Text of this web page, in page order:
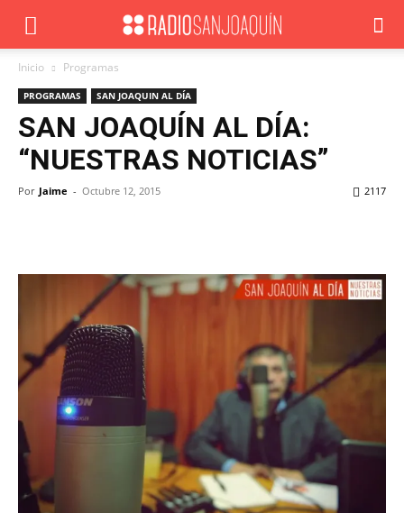
Inicio Programas
PROGRAMAS SAN JOAQUIN AL DÍA
SAN JOAQUÍN AL DÍA:
“NUESTRAS NOTICIAS”
Por Jaime - Octubre 12, 2015 2117